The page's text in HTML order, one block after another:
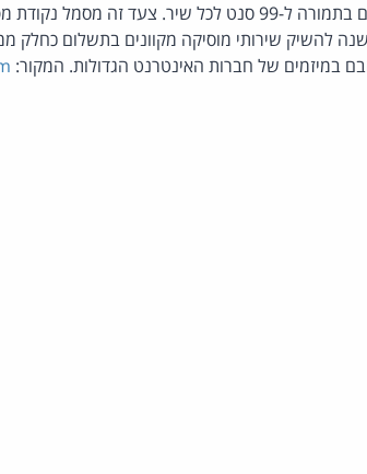
למשתמשים בו לטעון למחשבם האישי שירים בתמורה ל-99 סנט לכל
להשיק שירותי מוסיקה מקוונים בתשלום כחלק
במיזמים של חברות האינטרנט הגדולות. המקור: